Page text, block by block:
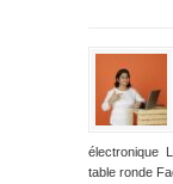
électronique
table ronde